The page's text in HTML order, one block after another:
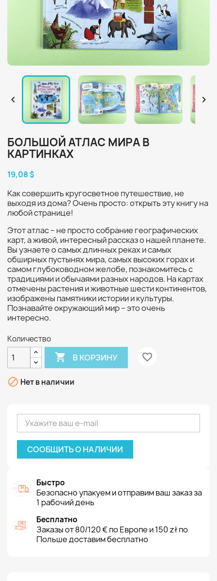
 
БОЛЬШОЙ АТЛАС МИРА В
КАРТИНКАХ
19,08 $
Как совершить кругосветное путешествие, не
выходя из дома? Очень просто: открыть эту книгу на
любой странице!
Этот атлас – не просто собрание географических
карт, а живой, интересный рассказ о нашей планете.
Вы узнаете о самых длинных реках и самых
обширных пустынях мира, самых высоких горах и
самом глубоководном желобе, познакомитесь с
традициями и обычаями разных народов. На картах
отмечены растения и животные шести континентов,
изображены памятники истории и культуры.
Познавайте окружающий мир – это очень
интересно.
Количество
 В КОРЗИНУ favorite_border
 Нет в наличии
СООБЩИТЬ О НАЛИЧИИ
Быстро
Безопасно упакуем и отправим ваш заказ за
1 рабочий день
Бесплатно
Заказы от 80/120 € по Европе и 150 zł по
Польше доставим бесплатно